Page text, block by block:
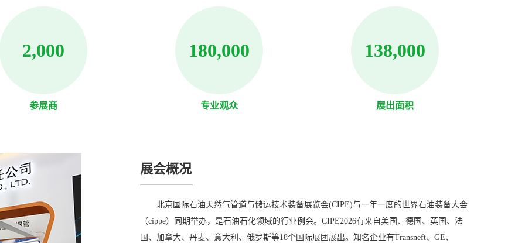
2,000
参展商
180,000
专业观众
138,000
展出面积
展会概况
北京国际石油天然气管道与储运技术装备展览会(CIPE)与一年一度的世界石油装备大会
（cippe）同期举办，是石油石化领域的行业例会。CIPE2026有来自美国、德国、英国、法
国、加拿大、丹麦、意大利、俄罗斯等18个国际展团展出。知名企业有Transneft、GE、